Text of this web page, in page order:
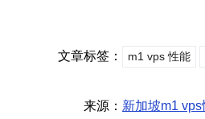
文章标签： m1 vps 性能
来源： 新加坡m1